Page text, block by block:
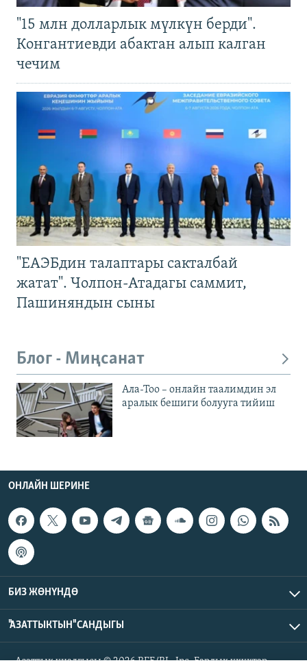
"15 млн долларлык мүлкүн берди".
Конгантиевди абактан алып калган
чечим
"ЕАЭБдин талаптары сакталбай
жатат". Чолпон-Атадагы саммит,
Пашиняндын сыны
Блог - Миңсанат
Ала-Тоо – онлайн таалимдин эл
аралык бешиги болууга тийиш
ОНЛАЙН ШЕРИНЕ
БИЗ ЖӨНҮНДӨ
"АЗАТТЫКТЫН" САНДЫГЫ